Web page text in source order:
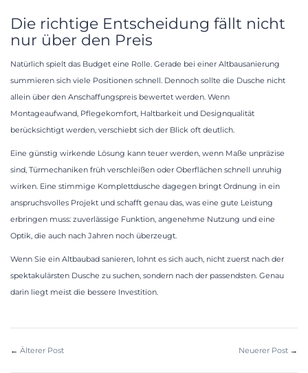
Die richtige Entscheidung fällt nicht
nur über den Preis
Natürlich spielt das Budget eine Rolle. Gerade bei einer Altbausanierung
summieren sich viele Positionen schnell. Dennoch sollte die Dusche nicht
allein über den Anschaffungspreis bewertet werden. Wenn
Montageaufwand, Pflegekomfort, Haltbarkeit und Designqualität
berücksichtigt werden, verschiebt sich der Blick oft deutlich.
Eine günstig wirkende Lösung kann teuer werden, wenn Maße unpräzise
sind, Türmechaniken früh verschleißen oder Oberflächen schnell unruhig
wirken. Eine stimmige Komplettdusche dagegen bringt Ordnung in ein
anspruchsvolles Projekt und schafft genau das, was eine gute Leistung
erbringen muss: zuverlässige Funktion, angenehme Nutzung und eine
Optik, die auch nach Jahren noch überzeugt.
Wenn Sie ein Altbaubad sanieren, lohnt es sich auch, nicht zuerst nach der
spektakulärsten Dusche zu suchen, sondern nach der passendsten. Genau
darin liegt meist die bessere Investition.
← Älterer Post Neuerer Post →